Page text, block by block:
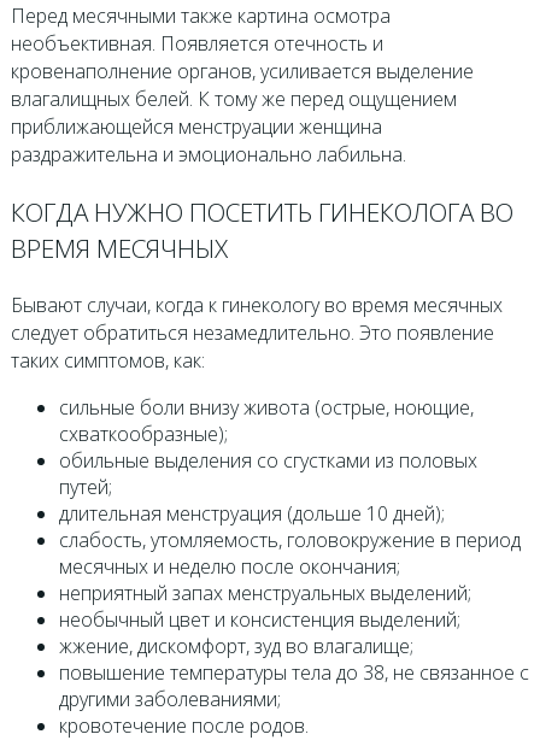
Перед месячными также картина осмотра
необъективная. Появляется отечность и
кровенаполнение органов, усиливается выделение
влагалищных белей. К тому же перед ощущением
приближающейся менструации женщина
раздражительна и эмоционально лабильна.
КОГДА НУЖНО ПОСЕТИТЬ ГИНЕКОЛОГА ВО
ВРЕМЯ МЕСЯЧНЫХ
Бывают случаи, когда к гинекологу во время месячных
следует обратиться незамедлительно. Это появление
таких симптомов, как:
сильные боли внизу живота (острые, ноющие,
схваткообразные);
обильные выделения со сгустками из половых
путей;
длительная менструация (дольше 10 дней);
слабость, утомляемость, головокружение в период
месячных и неделю после окончания;
неприятный запах менструальных выделений;
необычный цвет и консистенция выделений;
жжение, дискомфорт, зуд во влагалище;
повышение температуры тела до 38, не связанное с
другими заболеваниями;
кровотечение после родов.